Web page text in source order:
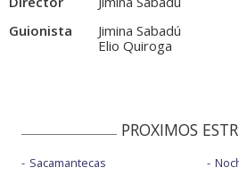
Guionista
Jimina Sabadú
Elio Quiroga
PROXIMOS
Sacamantecas